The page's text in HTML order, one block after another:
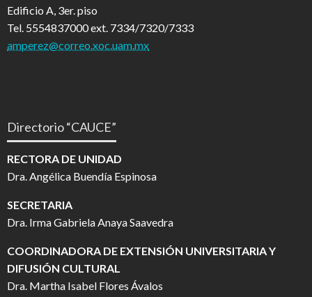
Edificio A, 3er. piso
Tel. 5554837000 ext. 7334/7320/7333
amperez@correo.xoc.uam.mx
Directorio “CAUCE”
RECTORA DE UNIDAD
Dra. Angélica Buendía Espinosa
SECRETARIA
Dra. Irma Gabriela Anaya Saavedra
COORDINADORA DE EXTENSIÓN UNIVERSITARIA Y
DIFUSIÓN CULTURAL
Dra. Martha Isabel Flores Ávalos